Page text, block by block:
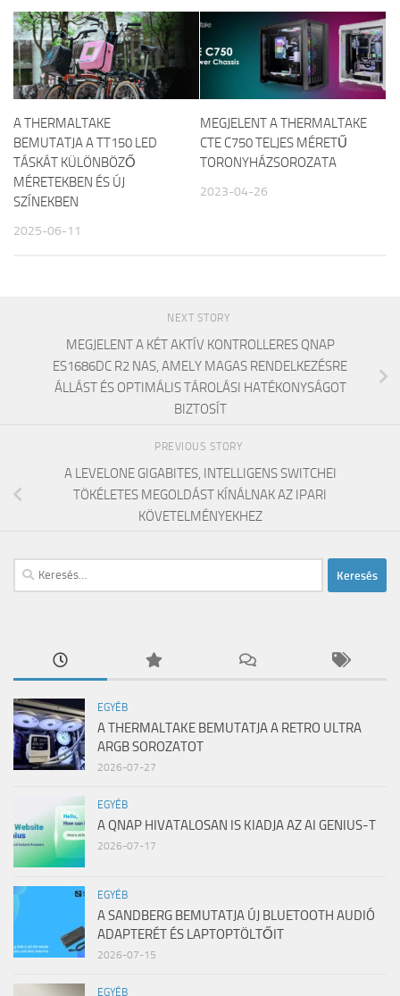
A THERMALTAKE
BEMUTATJA A TT150 LED
TÁSKÁT KÜLÖNBÖZŐ
MÉRETEKBEN ÉS ÚJ
SZÍNEKBEN
2025-06-11
MEGJELENT A THERMALTAKE
CTE C750 TELJES MÉRETŰ
TORONYHÁZSOROZATA
2023-04-26
NEXT STORY
MEGJELENT A KÉT AKTÍV KONTROLLERES QNAP
ES1686DC R2 NAS, AMELY MAGAS RENDELKEZÉSRE
ÁLLÁST ÉS OPTIMÁLIS TÁROLÁSI HATÉKONYSÁGOT
BIZTOSÍT
PREVIOUS STORY
A LEVELONE GIGABITES, INTELLIGENS SWITCHEI
TÖKÉLETES MEGOLDÁST KÍNÁLNAK AZ IPARI
KÖVETELMÉNYEKHEZ
Keresés:
EGYÉB
A THERMALTAKE BEMUTATJA A RETRO ULTRA
ARGB SOROZATOT
2026-07-27
EGYÉB
A QNAP HIVATALOSAN IS KIADJA AZ AI GENIUS-T
2026-07-17
EGYÉB
A SANDBERG BEMUTATJA ÚJ BLUETOOTH AUDIÓ
ADAPTERÉT ÉS LAPTOPTÖLTŐIT
2026-07-15
EGYÉB